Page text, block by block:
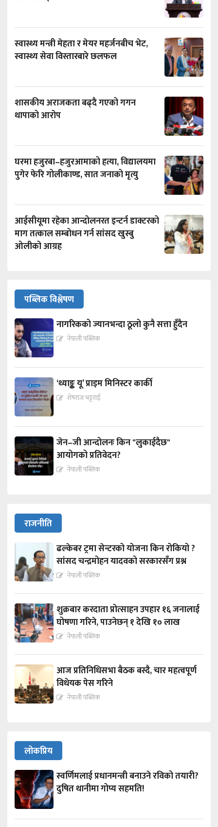
स्वास्थ्य मन्त्री मेहता र मेयर महर्जनबीच भेट,
स्वास्थ्य सेवा विस्तारबारे छलफल
शासकीय अराजकता बढ्दै गएको गगन
थापाको आरोप
घरमा हजुरबा–हजुरआमाको हत्या, विद्यालयमा
पुगेर फेरि गोलीकाण्ड, सात जनाको मृत्यु
आईसीयूमा रहेका आन्दोलनरत इन्टर्न डाक्टरको
माग तत्काल सम्बोधन गर्न सांसद खुस्बु
ओलीको आग्रह
पब्लिक विश्लेषण
नागरिकको ज्यानभन्दा ठूलो कुनै सत्ता हुँदैन
नेपाली पब्लिक
‘थ्याङ्क यू’ प्राइम मिनिस्टर कार्की
शेषराज भट्टराई
जेन–जी आन्दोलनः किन "लुकाईदैछ"
आयोगको प्रतिवेदन?
नेपाली पब्लिक
राजनीति
ढल्केबर ट्रमा सेन्टरको योजना किन रोकियो ?
सांसद चन्द्रमोहन यादवको सरकारसँग प्रश्न
नेपाली पब्लिक
शुक्रबार करदाता प्रोत्साहन उपहार १६ जनालाई
घोषणा गरिने, पाउनेछन् १ देखि १० लाख
नेपाली पब्लिक
आज प्रतिनिधिसभा बैठक बस्दै, चार महत्वपूर्ण
विधेयक पेस गरिने
नेपाली पब्लिक
लोकप्रिय
स्वर्णिमलाई प्रधानमन्त्री बनाउने रविको तयारी?
दुषित थानीमा गोप्य सहमति!